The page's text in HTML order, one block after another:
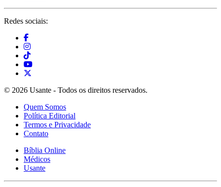
Redes sociais:
© 2026 Usante - Todos os direitos reservados.
Quem Somos
Política Editorial
Termos e Privacidade
Contato
Bíblia Online
Médicos
Usante